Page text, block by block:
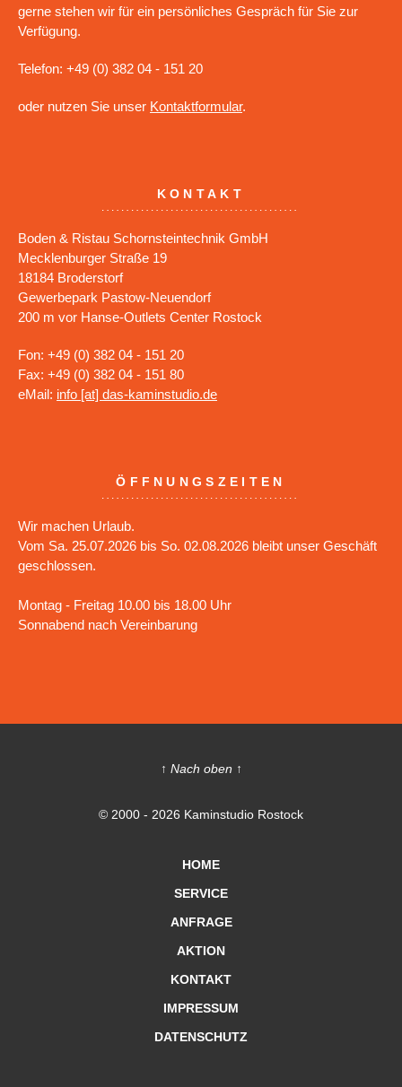
gerne stehen wir für ein persönliches Gespräch für Sie zur
Verfügung.
Telefon: +49 (0) 382 04 - 151 20
oder nutzen Sie unser Kontaktformular.
KONTAKT
Boden & Ristau Schornsteintechnik GmbH
Mecklenburger Straße 19
18184 Broderstorf
Gewerbepark Pastow-Neuendorf
200 m vor Hanse-Outlets Center Rostock
Fon: +49 (0) 382 04 - 151 20
Fax: +49 (0) 382 04 - 151 80
eMail: info [at] das-kaminstudio.de
ÖFFNUNGSZEITEN
Wir machen Urlaub.
Vom Sa. 25.07.2026 bis So. 02.08.2026 bleibt unser Geschäft
geschlossen.
Montag - Freitag 10.00 bis 18.00 Uhr
Sonnabend nach Vereinbarung
↑ Nach oben ↑
© 2000 - 2026 Kaminstudio Rostock
HOME
SERVICE
ANFRAGE
AKTION
KONTAKT
IMPRESSUM
DATENSCHUTZ